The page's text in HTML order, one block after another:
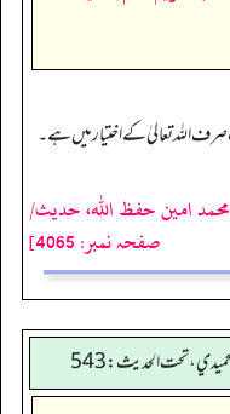
اللہ تعالیٰ کے اختیار میں ہے۔
امین حفظ اللہ، حدیث/
صفحہ نمبر: 4065]
تحت الحديث:543